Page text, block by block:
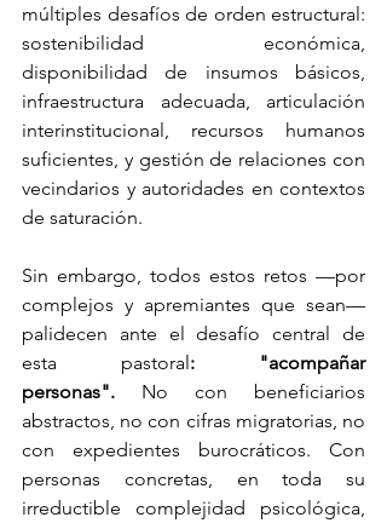
múltiples desafíos de orden estructural:
sostenibilidad económica,
disponibilidad de insumos básicos,
infraestructura adecuada, articulación
interinstitucional, recursos humanos
suficientes, y gestión de relaciones con
vecindarios y autoridades en contextos
de saturación.
Sin embargo, todos estos retos —por
complejos y apremiantes que sean—
palidecen ante el desafío central de
esta pastoral: "acompañar
personas". No con beneficiarios
abstractos, no con cifras migratorias, no
con expedientes burocráticos. Con
personas concretas, en toda su
irreductible complejidad psicológica,